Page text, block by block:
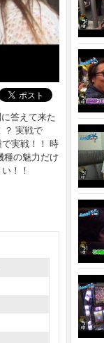
答えて来た
？ 実戦で
実戦！！ 時
種の魅力だけ
！！